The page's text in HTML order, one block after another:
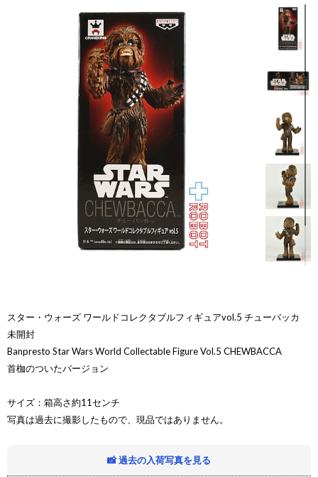
スター・ウォーズ ワールドコレクタブルフィギュアvol.5 チューバッカ
未開封
Banpresto Star Wars World Collectable Figure Vol.5 CHEWBACCA
首枷のついたバージョン
サイズ：箱高さ約11センチ
写真は過去に撮影したもので、現品ではありません。
📸 過去の入荷写真を見る